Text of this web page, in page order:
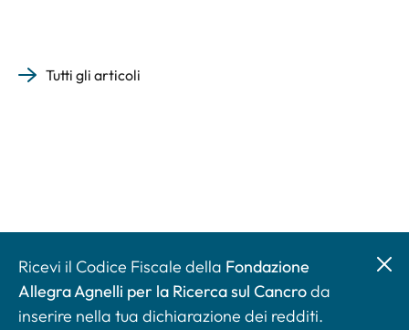
Tutti gli articoli
Ricevi il Codice Fiscale della Fondazione
Allegra Agnelli per la Ricerca sul Cancroda
inserire nella tua dichiarazione dei redditi.